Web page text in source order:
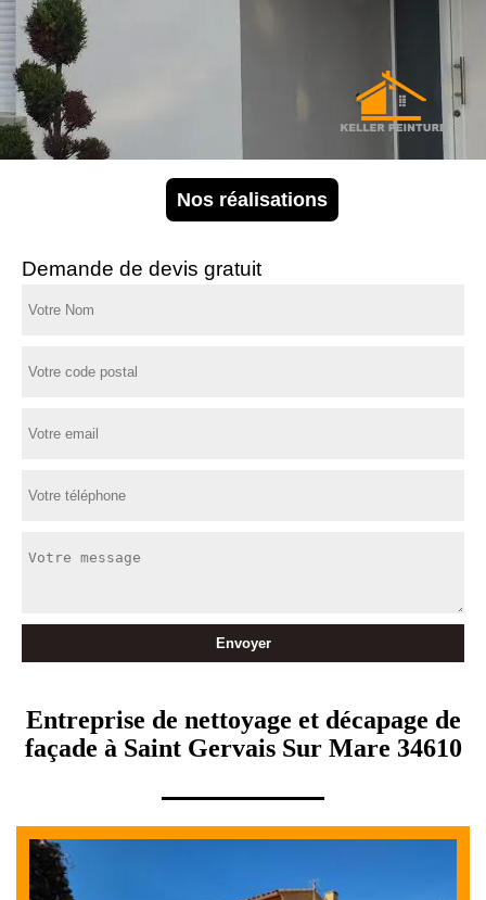
Nos réalisations
Demande de devis gratuit
Entreprise de nettoyage et décapage de
façade à Saint Gervais Sur Mare 34610